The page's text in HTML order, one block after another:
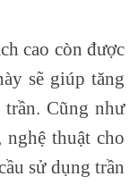
cao còn được
sẽ giúp tăng
trần. Cũng như
nghệ thuật cho
sử dụng trần